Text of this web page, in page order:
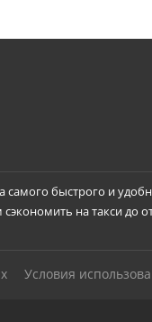
самого быстрого и
на такси до
Условия